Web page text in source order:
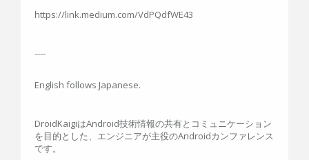
https://link.medium.com/VdPQdfWE43
----
English follows Japanese.
DroidKaigiはAndroid技術情報の共有とコミュニケーション
を目的とした、エンジニアが主役のAndroidカンファレンス
です。